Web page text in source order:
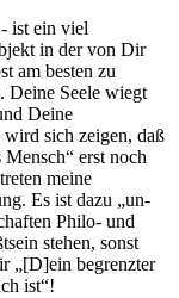
ist ein viel
in der von Dir
am besten zu
Deine Seele wiegt
Deine
wird sich zeigen, daß
erst noch
meine
Es ist dazu „un-
Philo- und
stehen, sonst
„[D]ein begrenzter
ist“!